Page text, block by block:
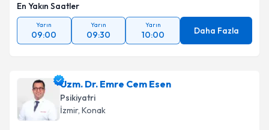
En Yakın Saatler
Yarın
09:00
Yarın
09:30
Yarın
10:00 Daha Fazla
Uzm. Dr. Emre Cem Esen
Psikiyatri
İzmir, Konak